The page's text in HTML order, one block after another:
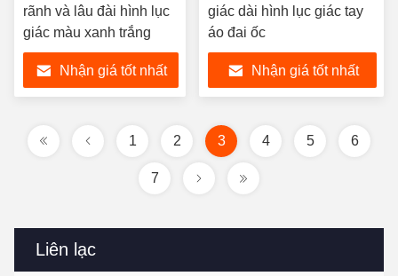
Liên lạc
rãnh và lâu đài hình lục
giác màu xanh trắng
Nhận giá tốt nhất
giác dài hình lục giác tay
áo đai ốc
Nhận giá tốt nhất
1 2 3 4 5 6
7